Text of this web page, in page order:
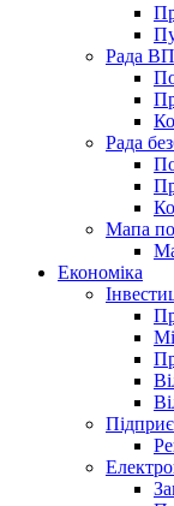
Рада
Рада
Мапа
Економіка